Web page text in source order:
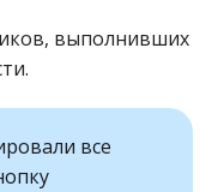
выполнивших
все